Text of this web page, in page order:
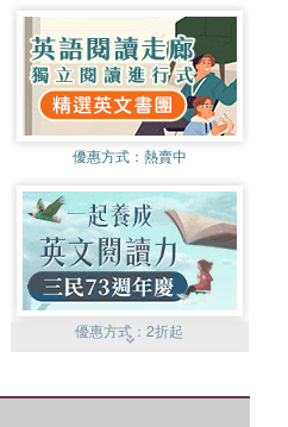
優惠方式： 熱賣中
優惠方式：2折起